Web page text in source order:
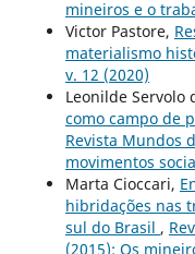
mineiros e o
Victor Pastore,
materialismo
v. 12 (2020)
Leonilde Servolo
como campo de
Revista Mundos
movimentos
Marta Cioccari,
hibridações nas
sul do Brasil ,
(2015): Os